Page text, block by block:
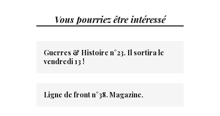
Vous pourriez être intéressé
Guerres & Histoire n°23. Il sortira le
vendredi 13 !
Ligne de front n°38. Magazine.